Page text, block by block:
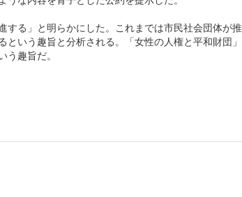
る」と明らかにした。これまでは市民社会団体が推
いう趣旨と分析される。「女性の人権と平和財団」
趣旨だ。